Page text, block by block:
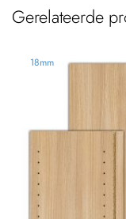
Gerelateerde
18mm